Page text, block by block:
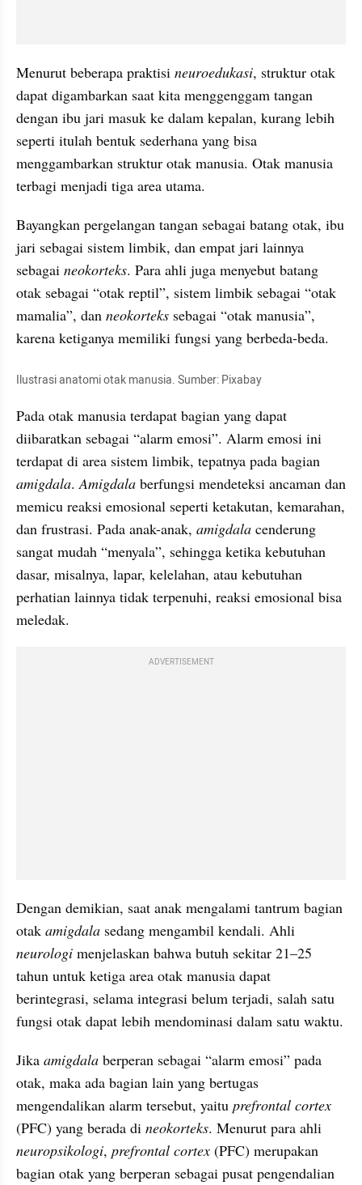
Menurut beberapa praktisi neuroedukasi, struktur otak
dapat digambarkan saat kita menggenggam tangan
dengan ibu jari masuk ke dalam kepalan, kurang lebih
seperti itulah bentuk sederhana yang bisa
menggambarkan struktur otak manusia. Otak manusia
terbagi menjadi tiga area utama.
Bayangkan pergelangan tangan sebagai batang otak, ibu
jari sebagai sistem limbik, dan empat jari lainnya
sebagai neokorteks. Para ahli juga menyebut batang
otak sebagai “otak reptil”, sistem limbik sebagai “otak
mamalia”, dan neokorteks sebagai “otak manusia”,
karena ketiganya memiliki fungsi yang berbeda-beda.
Ilustrasi anatomi otak manusia. Sumber: Pixabay
Pada otak manusia terdapat bagian yang dapat
diibaratkan sebagai “alarm emosi”. Alarm emosi ini
amigdala. Amigdala berfungsi mendeteksi ancaman dan
memicu reaksi emosional seperti ketakutan, kemarahan,
dan frustrasi. Pada anak-anak, amigdala cenderung
sangat mudah “menyala”, sehingga ketika kebutuhan
dasar, misalnya, lapar, kelelahan, atau kebutuhan
perhatian lainnya tidak terpenuhi, reaksi emosional bisa
meledak.
ADVERTISEMENT
Dengan demikian, saat anak mengalami tantrum bagian
otak amigdala
neurologi menjelaskan bahwa butuh sekitar 21–25
tahun untuk ketiga area otak manusia dapat
berintegrasi, selama integrasi belum terjadi, salah satu
fungsi otak dapat lebih mendominasi dalam satu waktu.
Jika amigdala berperan sebagai “alarm emosi” pada
otak, maka ada bagian lain yang bertugas
mengendalikan alarm tersebut, yaitu prefrontal cortex
(PFC) yang berada di neokorteks
neuropsikologi, prefrontal cortex (PFC) merupakan
bagian otak yang berperan sebagai pusat pengendalian